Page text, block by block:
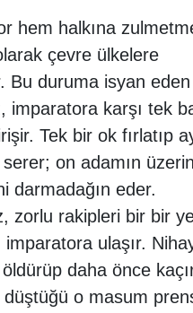
hem halkına
çevre ülkelere
Bu duruma isyan eden
imparatora karşı tek
Tek bir ok fırlatıp
on adamın
darmadağın eder.
zorlu rakipleri bir bir
ulaşır.
daha önce
o masum